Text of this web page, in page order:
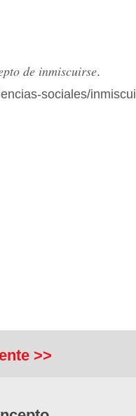
de inmiscuirse.
sociales/
>>